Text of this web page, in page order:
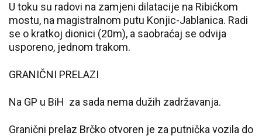
U toku su radovi na zamjeni dilatacije na Ribićkom
mostu, na magistralnom putu Konjic-Jablanica. Radi
se o kratkoj dionici (20m), a saobraćaj se odvija
usporeno, jednom trakom.
GRANIČNI PRELAZI
Na GP u BiH za sada nema dužih zadržavanja.
Granični prelaz Brčko otvoren je za putnička vozila do